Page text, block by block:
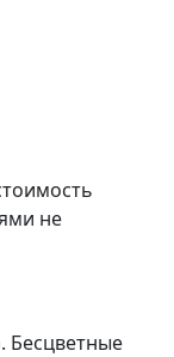
не
Бесцветные